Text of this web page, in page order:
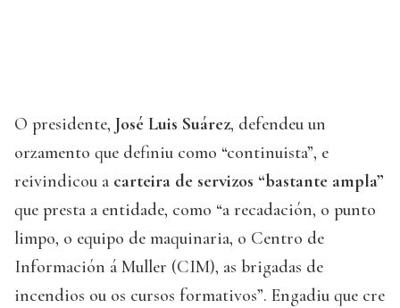
O presidente, José Luis Suárez, defendeu un
orzamento que definiu como “continuista”, e
reivindicou a carteira de servizos “bastante ampla”
que presta a entidade, como “a recadación, o punto
limpo, o equipo de maquinaria, o Centro de
Información á Muller (CIM), as brigadas de
incendios ou os cursos formativos”. Engadiu que cre